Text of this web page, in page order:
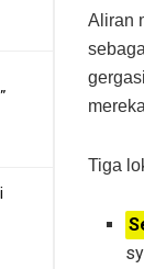
Aliran
Tiga